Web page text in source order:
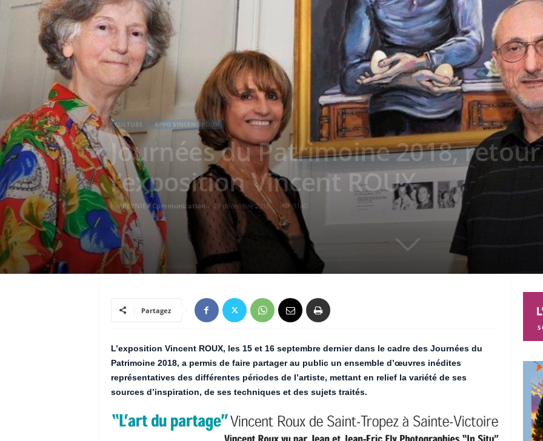
CULTURE APPO VINCENT ROUX
Journées du Patrimoine 2018,
l’exposition Vincent ROUX
Par PEYNIER Communication- 29 décembre 2018 3140
Partagez
L’exposition Vincent ROUX, les 15 et 16 septembre dernier dans le cadre des Journées du
Patrimoine 2018, a permis de faire partager au public un ensemble d’œuvres inédites
représentatives des différentes périodes de l’artiste, mettant en relief la variété de ses
sources d’inspiration, de ses techniques et des sujets traités.